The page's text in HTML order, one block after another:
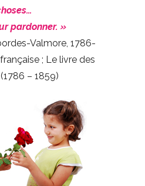
pardonner. »
Valmore, 1786-
; Le livre des
– 1859)